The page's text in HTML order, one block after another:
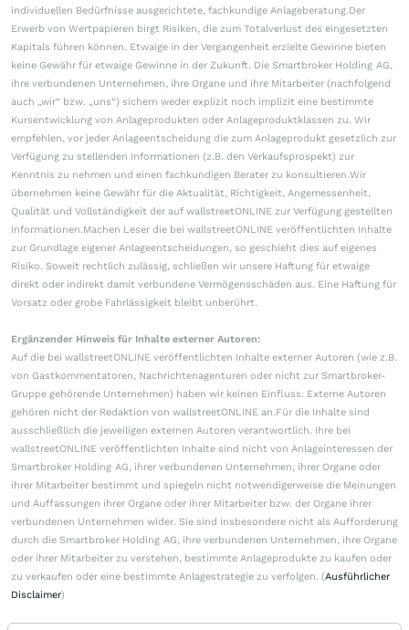
individuellen Bedürfnisse ausgerichtete, fachkundige Anlageberatung.Der
Erwerb von Wertpapieren birgt Risiken, die zum Totalverlust des eingesetzten
Kapitals führen können. Etwaige in der Vergangenheit erzielte Gewinne bieten
keine Gewähr für etwaige Gewinne in der Zukunft. Die Smartbroker Holding AG,
ihre verbundenen Unternehmen, ihre Organe und ihre Mitarbeiter (nachfolgend
auch „wir“ bzw. „uns“) sichern weder explizit noch implizit eine bestimmte
Kursentwicklung von Anlageprodukten oder Anlageproduktklassen zu. Wir
empfehlen, vor jeder Anlageentscheidung die zum Anlageprodukt gesetzlich zur
Verfügung zu stellenden Informationen (z.B. den Verkaufsprospekt) zur
Kenntnis zu nehmen und einen fachkundigen Berater zu konsultieren.Wir
übernehmen keine Gewähr für die Aktualität, Richtigkeit, Angemessenheit,
Qualität und Vollständigkeit der auf wallstreetONLINE zur Verfügung gestellten
Informationen.Machen Leser die bei wallstreetONLINE veröffentlichten Inhalte
zur Grundlage eigener Anlageentscheidungen, so geschieht dies auf eigenes
Risiko. Soweit rechtlich zulässig, schließen wir unsere Haftung für etwaige
direkt oder indirekt damit verbundene Vermögensschäden aus. Eine Haftung für
Vorsatz oder grobe Fahrlässigkeit bleibt unberührt.
Ergänzender Hinweis für Inhalte externer Autoren:
Auf die bei wallstreetONLINE veröffentlichten Inhalte externer Autoren (wie z.B.
von Gastkommentatoren, Nachrichtenagenturen oder nicht zur Smartbroker-
Gruppe gehörende Unternehmen) haben wir keinen Einfluss. Externe Autoren
gehören nicht der Redaktion von wallstreetONLINE an.Für die Inhalte sind
ausschließlich die jeweiligen externen Autoren verantwortlich. Ihre bei
wallstreetONLINE veröffentlichten Inhalte sind nicht von Anlageinteressen der
Smartbroker Holding AG, ihrer verbundenen Unternehmen, ihrer Organe oder
ihrer Mitarbeiter bestimmt und spiegeln nicht notwendigerweise die Meinungen
und Auffassungen ihrer Organe oder ihrer Mitarbeiter bzw. der Organe ihrer
verbundenen Unternehmen wider. Sie sind insbesondere nicht als Aufforderung
durch die Smartbroker Holding AG, ihre verbundenen Unternehmen, ihre Organe
oder ihrer Mitarbeiter zu verstehen, bestimmte Anlageprodukte zu kaufen oder
zu verkaufen oder eine bestimmte Anlagestrategie zu verfolgen. (Ausführlicher
Disclaimer)